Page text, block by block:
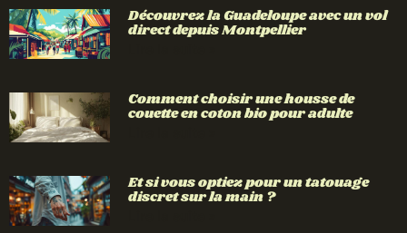
Découvrez la Guadeloupe avec un vol
direct depuis Montpellier
Comment choisir une housse de
couette en coton bio pour adulte
Et si vous optiez pour un tatouage
discret sur la main ?